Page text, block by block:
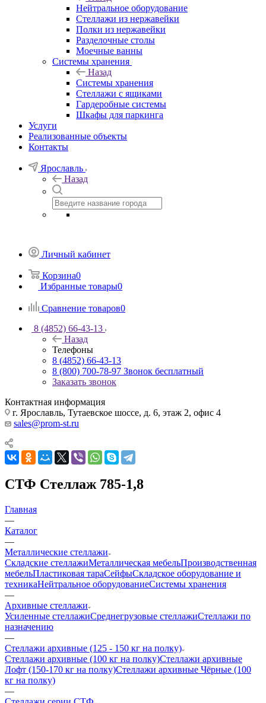
Нейтральное оборудование
Стеллажи из нержавейки
Полки из нержавейки
Разделочные столы
Моечные ванны
Системы хранения
Назад
Системы хранения
Стеллажи с ящиками
Гардеробные системы
Шкафы для паркинга
Услуги
Реализованные объекты
Контакты
Ярославль
Назад
Личный кабинет
Корзина0
Избранные товары0
Сравнение товаров0
8 (4852) 66-43-13
Назад
Телефоны
8 (4852) 66-43-13
8 (800) 700-78-97 Звонок бесплатный
Заказать звонок
Контактная информация
г. Ярославль, Тутаевское шоссе, д. 6, этаж 2, офис 4
sales@prom-st.ru
СТФ Стеллаж 785-1,8
Главная
—
Каталог
—
Металлические стеллажи
Складские стеллажиМеталлическая мебельПроизводственная
мебельПластиковая тараСейфыСкладское оборудование и
техникаНейтральное оборудованиеСистемы хранения
—
Архивные стеллажи
Усиленные стеллажиСреднегрузовые стеллажиСтеллажи по
назначению
—
Стеллажи архивные (125 - 150 кг на полку)
Стеллажи архивные (100 кг на полку)Стеллажи архивные
Лофт (150-170 кг на полку)Стеллажи архивные Чёрные (100
кг на полку)
—